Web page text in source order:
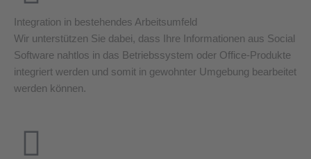
Integration in bestehendes Arbeitsumfeld
Wir unterstützen Sie dabei, dass Ihre Informationen aus Social
Software nahtlos in das Betriebssystem oder Office-Produkte
integriert werden und somit in gewohnter Umgebung bearbeitet
werden können.